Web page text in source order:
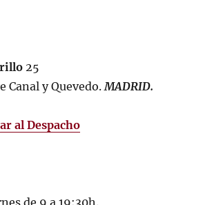
25
Canal y Quevedo.MADRID.
al Despacho
de 9 a 19:30h.